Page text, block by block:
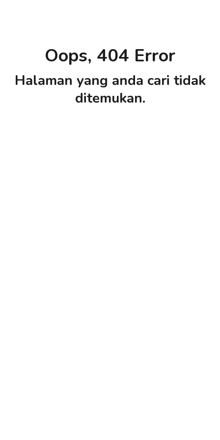
Oops, 404 Error
Halaman yang anda cari tidak
ditemukan.